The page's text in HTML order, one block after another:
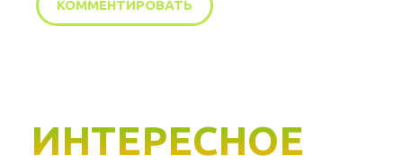
ИНТЕРЕСНОЕ